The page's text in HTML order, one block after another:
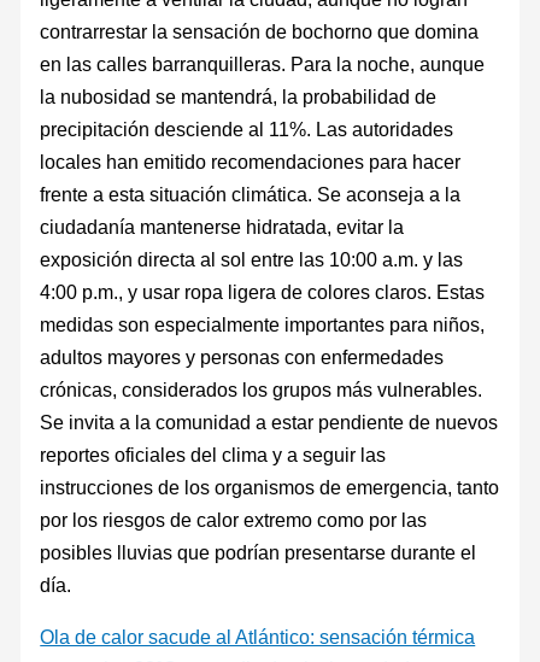
contrarrestar la sensación de bochorno que domina
en las calles barranquilleras. Para la noche, aunque
la nubosidad se mantendrá, la probabilidad de
precipitación desciende al 11%. Las autoridades
locales han emitido recomendaciones para hacer
frente a esta situación climática. Se aconseja a la
ciudadanía mantenerse hidratada, evitar la
exposición directa al sol entre las 10:00 a.m. y las
4:00 p.m., y usar ropa ligera de colores claros. Estas
medidas son especialmente importantes para niños,
adultos mayores y personas con enfermedades
crónicas, considerados los grupos más vulnerables.
Se invita a la comunidad a estar pendiente de nuevos
reportes oficiales del clima y a seguir las
instrucciones de los organismos de emergencia, tanto
por los riesgos de calor extremo como por las
posibles lluvias que podrían presentarse durante el
día.
Ola de calor sacude al Atlántico: sensación térmica